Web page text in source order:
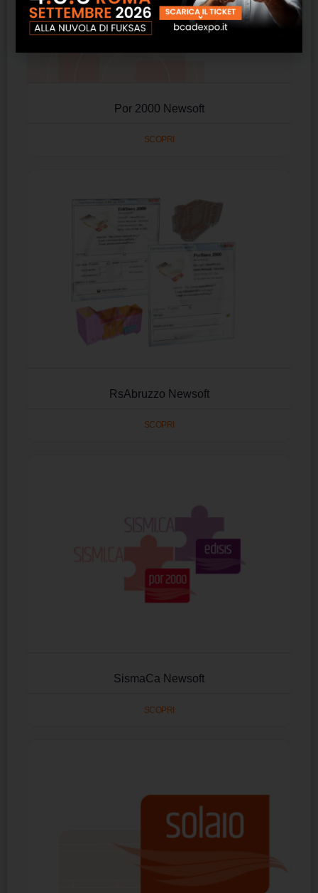
Por 2000 Newsoft
SCOPRI
RsAbruzzo Newsoft
SCOPRI
SismaCa Newsoft
SCOPRI